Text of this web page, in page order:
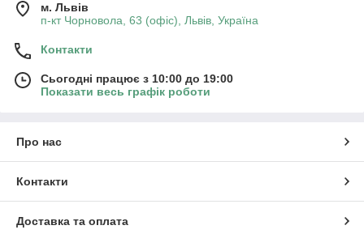
м. Львів
п-кт Чорновола, 63 (офіс), Львів, Україна
Контакти
Сьогодні працює з 10:00 до 19:00
Показати весь графік роботи
Про нас
Контакти
Доставка та оплата